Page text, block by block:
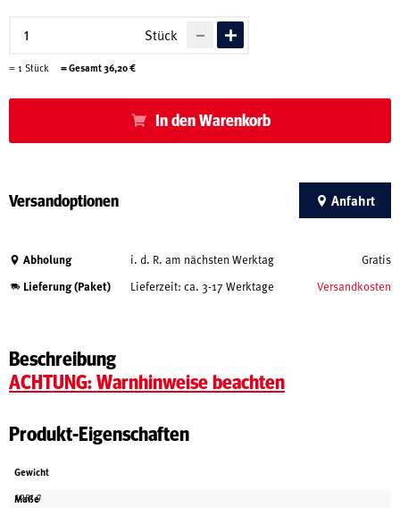
Über uns
Geschichte
Stück
= 1 Stück = Gesamt36,20€
In den Warenkorb
Versandoptionen Anfahrt
Abholung i. d. R. am nächsten Werktag Gratis
Lieferung (Paket) Lieferzeit: ca. 3-17 Werktage Versandkosten
Beschreibung
ACHTUNG: Warnhinweise beachten
Produkt-Eigenschaften
Gewicht
1051 g
Maße